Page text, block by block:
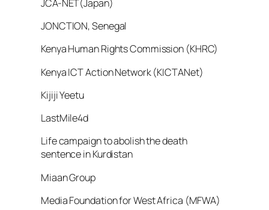
JCA-NET(Japan)
JONCTION, Senegal
Kenya Human Rights Commission (KHRC)
Kenya ICT Action Network (KICTANet)
Kijiji Yeetu
LastMile4d
Life campaign to abolish the death
sentence in Kurdistan
Miaan Group
Media Foundation for West Africa (MFWA)